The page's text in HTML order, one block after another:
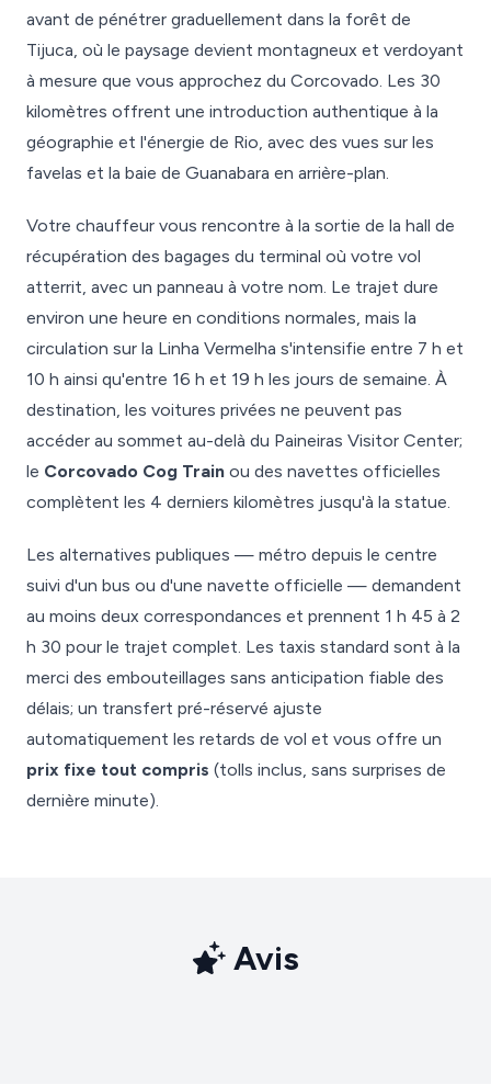
avant de pénétrer graduellement dans la forêt de
Tijuca, où le paysage devient montagneux et verdoyant
à mesure que vous approchez du Corcovado. Les 30
kilomètres offrent une introduction authentique à la
géographie et l'énergie de Rio, avec des vues sur les
favelas et la baie de Guanabara en arrière-plan.
Votre chauffeur vous rencontre à la sortie de la hall de
récupération des bagages du terminal où votre vol
atterrit, avec un panneau à votre nom. Le trajet dure
environ une heure en conditions normales, mais la
circulation sur la Linha Vermelha s'intensifie entre 7 h et
10 h ainsi qu'entre 16 h et 19 h les jours de semaine. À
destination, les voitures privées ne peuvent pas
accéder au sommet au-delà du Paineiras Visitor Center;
le Corcovado Cog Train ou des navettes officielles
complètent les 4 derniers kilomètres jusqu'à la statue.
Les alternatives publiques — métro depuis le centre
suivi d'un bus ou d'une navette officielle — demandent
au moins deux correspondances et prennent 1 h 45 à 2
h 30 pour le trajet complet. Les taxis standard sont à la
merci des embouteillages sans anticipation fiable des
délais; un transfert pré-réservé ajuste
automatiquement les retards de vol et vous offre un
prix fixe tout compris (tolls inclus, sans surprises de
dernière minute).
Avis